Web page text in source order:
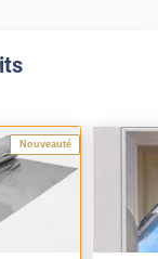
Nouveauté